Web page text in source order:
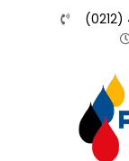
(0212)